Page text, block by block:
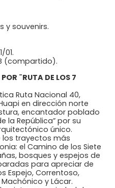
y souvenirs.
01.
(compartido).
¨RUTA DE LOS 7
Ruta Nacional 40,
en dirección norte
encantador poblado
la República” por su
único.
los trayectos más
el Camino de los Siete
bosques y espejos de
para apreciar de
Espejo, Correntoso,
Machónico y Lácar.